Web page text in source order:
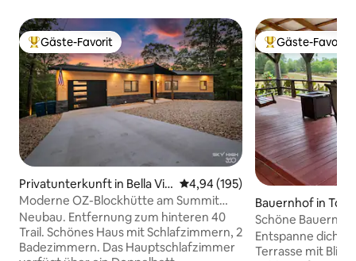
Beliebter Gäste-Favorit.
Gäste-Favorit
Privatunterkunft in Bella Vis
ta
Durchschnittliche Bewertung:
4,94 (195)
Moderne OZ-Blockhütte am Summit
School Trail
Neubau. Entfernung zum hinteren 40
Trail. Schönes Haus mit Schlafzimmern, 2
Badezimmern. Das Hauptschlafzimmer
Beliebter Gäste-
Gäste-Favorit
Bauernhof in
Schöne
Tontitown
Entspanne dich
Terrasse mit